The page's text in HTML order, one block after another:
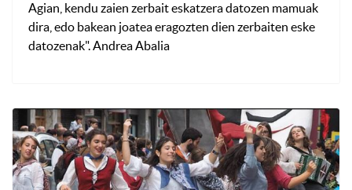
Agian, kendu zaien zerbait eskatzera datozen mamuak
dira, edo bakean joatea eragozten dien zerbaiten eske
datozenak". Andrea Abalia